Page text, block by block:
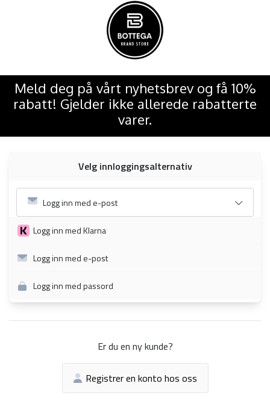
Meld deg på vårt nyhetsbrev og få 10%
rabatt! Gjelder ikke allerede rabatterte
varer.
Velg innloggingsalternativ
Logg inn med e-post
Logg inn med Klarna
Logg inn med e-post
Logg inn med passord
Er du en ny kunde?
Registrer en konto hos oss